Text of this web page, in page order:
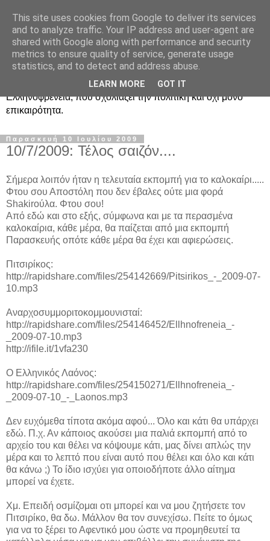
Ραδιοφωνική
Ελληνοφρένεια Unofficial
Η γνωστή ραδιοφωνική εκπομπή κατά κόσμον
Ελληνοφρένεια, που σχολιάζει την πολιτική και όχι μόνο
επικαιρότητα.
Παρασκευή 10 Ιουλίου 2009
10/7/2009: Τέλος σαιζόν....
Σήμερα λοιπόν ήταν η τελευταία εκπομπή για το καλοκαίρι.....
Φτου σου Αποστόλη που δεν έβαλες ούτε μια φορά
Shakirούλα. Φτου σου!
Από εδώ και στο εξής, σύμφωνα και με τα περασμένα
καλοκαίρια, κάθε μέρα, θα παίζεται από μια εκπομπή
Παρασκευής οπότε κάθε μέρα θα έχει και αφιερώσεις.
Πιτσιρίκος:
http://rapidshare.com/files/254142669/Pitsirikos_-_2009-07-
10.mp3
Αναρχοσυμμοριτοκομμουνισταί:
http://rapidshare.com/files/254146452/Ellhnofreneia_-
_2009-07-10.mp3
http://ifile.it/1vfa230
Ο Ελληνικός Λαόνος:
http://rapidshare.com/files/254150271/Ellhnofreneia_-
_2009-07-10_-_Laonos.mp3
Δεν ευχόμεθα τίποτα ακόμα αφού... Όλο και κάτι θα υπάρχει
εδώ. Π.χ. Αν κάποιος ακούσει μια παλιά εκπομπή από το
αρχείο του και θέλει να κόψουμε κάτι, μας δίνει απλώς την
μέρα και το λεπτό που είναι αυτό που θέλει και όλο και κάτι
θα κάνω ;) Το ίδιο ισχύει για οποιοδήποτε άλλο αίτημα
μπορεί να έχετε.
Χμ. Επειδή οσμίζομαι οτι μπορεί και να μου ζητήσετε τον
Πιτσιρίκο, θα δω. Μάλλον θα τον συνεχίσω. Πείτε το όμως
για να το ξέρει το Αφεντικό μου ώστε να προμηθευτεί τα
This site uses cookies from Google to deliver its services
and to analyze traffic. Your IP address and user-agent are
shared with Google along with performance and security
metrics to ensure quality of service, generate usage
statistics, and to detect and address abuse.
LEARN MORE GOT IT